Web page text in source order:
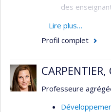
des
Le travail
physique et à
La formation
l'insertion et
Lire plus…
Profil complet
Professeure